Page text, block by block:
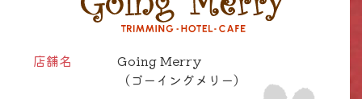
店舗名
Going Merry
（ゴーイングメリー）